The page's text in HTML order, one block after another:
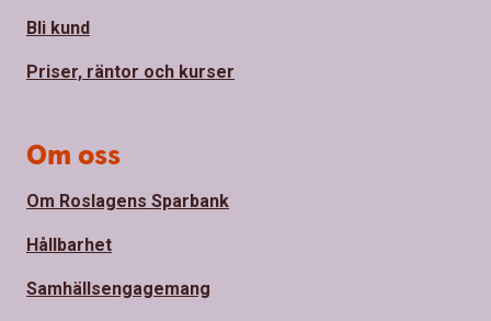
Bli kund
Priser, räntor och kurser
Om oss
Om Roslagens Sparbank
Hållbarhet
Samhällsengagemang